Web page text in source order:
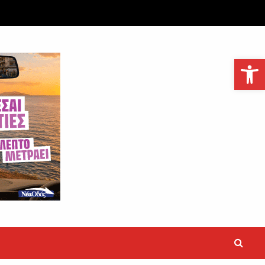
Ανοίξτε τη γραμμή εργαλείων